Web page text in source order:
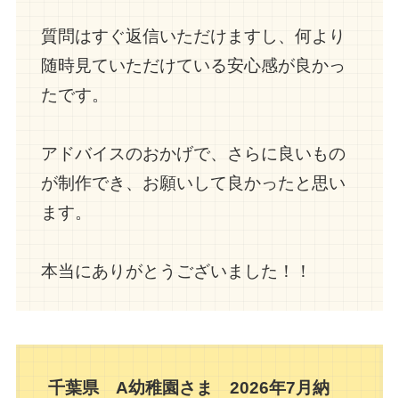
質問はすぐ返信いただけますし、何より
随時見ていただけている安心感が良かっ
たです。
アドバイスのおかげで、さらに良いもの
が制作でき、お願いして良かったと思い
ます。
本当にありがとうございました！！
千葉県 A幼稚園さま 2026年7月納